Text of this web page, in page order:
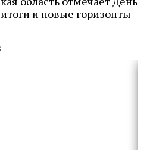
и новые горизонты